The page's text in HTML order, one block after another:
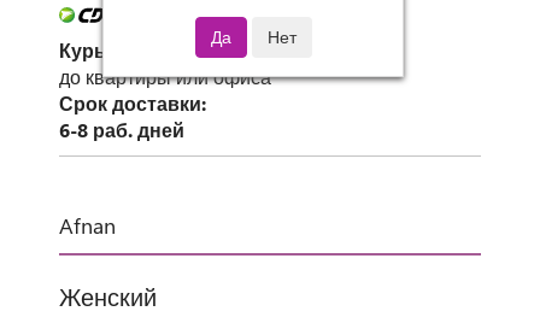
Курьер СДЭК
до квартиры или офиса
Срок доставки:
6-8 раб. дней
Afnan
Женский